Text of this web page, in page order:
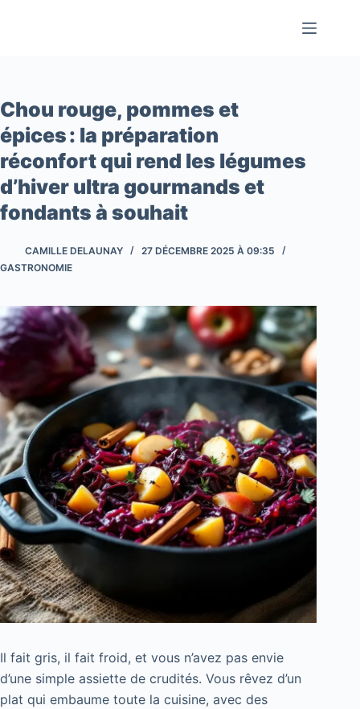
Chou rouge, pommes et
épices : la préparation
réconfort qui rend les légumes
d’hiver ultra gourmands et
fondants à souhait
CAMILLE DELAUNAY
27 DÉCEMBRE 2025 À 09:35
GASTRONOMIE
Il fait gris, il fait froid, et vous n’avez pas envie
d’une simple assiette de crudités. Vous rêvez d’un
plat qui embaume toute la cuisine, avec des